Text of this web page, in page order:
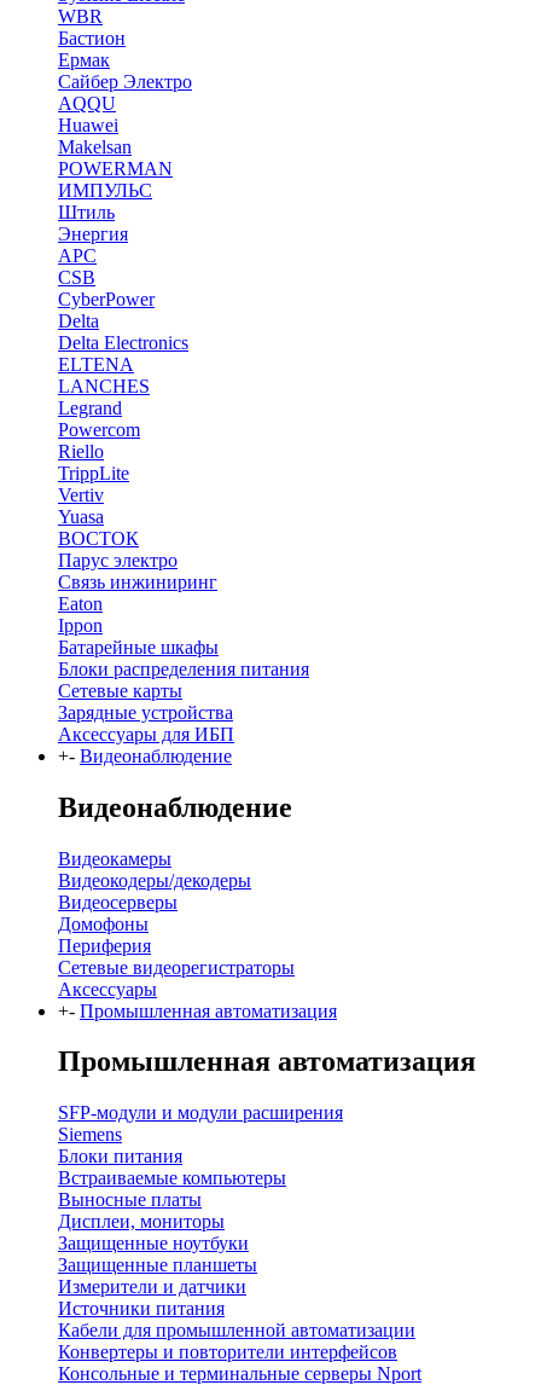
WBR
Бастион
Ермак
Сайбер Электро
AQQU
Huawei
Makelsan
POWERMAN
ИМПУЛЬС
Штиль
Энергия
APC
CSB
CyberPower
Delta
Delta Electronics
ELTENA
LANCHES
Legrand
Powercom
Riello
TrippLite
Vertiv
Yuasa
ВОСТОК
Парус электро
Связь инжиниринг
Eaton
Ippon
Батарейные шкафы
Блоки распределения питания
Сетевые карты
Зарядные устройства
Аксессуары для ИБП
+- Видеонаблюдение
Видеонаблюдение
Видеокамеры
Видеокодеры/декодеры
Видеосерверы
Домофоны
Периферия
Сетевые видеорегистраторы
Аксессуары
+- Промышленная автоматизация
Промышленная автоматизация
SFP-модули и модули расширения
Siemens
Блоки питания
Встраиваемые компьютеры
Выносные платы
Дисплеи, мониторы
Защищенные ноутбуки
Защищенные планшеты
Измерители и датчики
Источники питания
Кабели для промышленной автоматизации
Конвертеры и повторители интерфейсов
Консольные и терминальные серверы Nport